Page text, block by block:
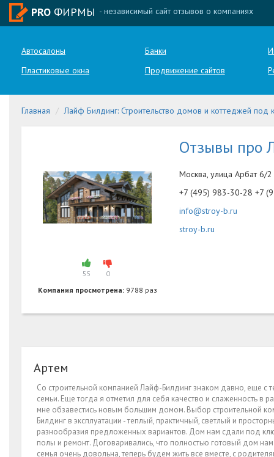
PRO ФИРМЫ - независимый сайт отзывов о компаниях
Автосалоны Банки
Пластиковые окна
Продвижение сайтов
Главная Лайф Билдинг: Строительство домов и коттеджей под
55
0
Компания просмотрена: 9788 раз
Отзывы про
Москва, улица Арбат 6/2
+7 (495) 983-30-28 +7
info@stroy-b.ru
stroy-b.ru
Артем
Со строительной компанией Лайф-Билдинг знаком давно, еще с
семьи. Еще тогда я отметил для себя качество и слаженность
мне обзавестись новым большим домом. Выбор строительной
Билдинг в эксплуатации - теплый, практичный, светлый и
разнообразия предложенных вариантов. Дом нам сдали под
полы и ремонт. Договаривались, что полностью готовый дом
семья очень довольна, теперь будем жить все вместе, с